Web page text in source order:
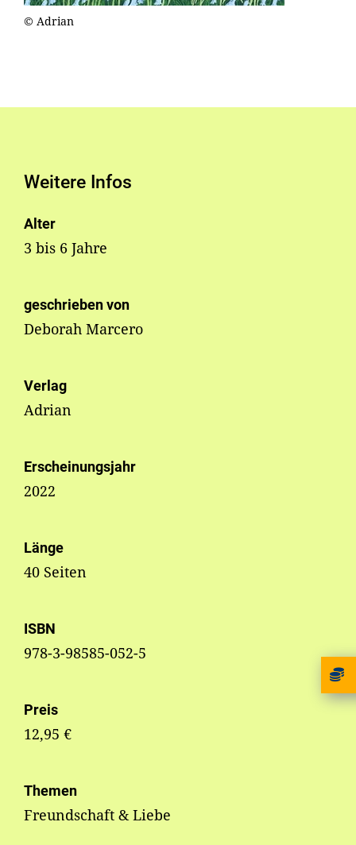
© Adrian
Weitere Infos
Alter
3 bis 6 Jahre
geschrieben von
Deborah Marcero
Verlag
Adrian
Erscheinungsjahr
2022
Länge
40 Seiten
ISBN
978-3-98585-052-5
Preis
12,95 €
Themen
Freundschaft & Liebe